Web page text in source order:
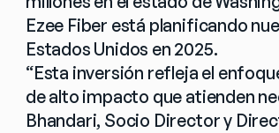
Ezee Fiber está planificando
Estados Unidos en 2025.
“Esta inversión refleja el
de alto impacto que atienden
Bhandari, Socio Director y